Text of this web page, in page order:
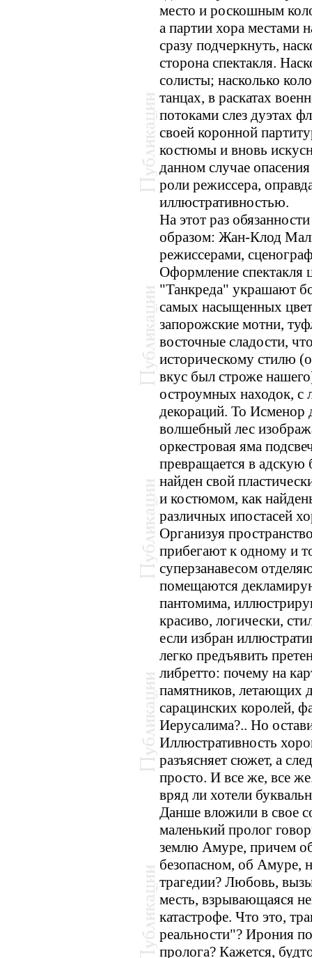
место и роскошным
а партии хора местами
сразу подчеркнуть,
сторона спектакля.
солисты; насколько
танцах, в раскатах
потоками слез дуэтах
своей коронной
костюмы и вновь
данном случае
роли режиссера,
иллюстративностью.
На этот раз
образом: Жан-Клод
режиссерами,
Оформление спектакля
"Танкреда" украшают
самых насыщенных
запорожские мотни,
восточные сладости,
историческому стилю
вкус был строже
остроумных находок, с
декораций. То Исменор
волшебный лес
оркестровая яма
превращается в адскую
найден свой
и костюмом, как
различных ипостасей
Организуя
прибегают к одному и
суперзанавесом
помещаются
пантомима,
красиво, логически,
если избран
легко предъявить
либретто: почему на
памятников, летающих
сарацинских королей,
Иерусалима?.. Но
Иллюстративность
разъясняет сюжет, а
просто. И все же, все
вряд ли хотели
Данше вложили в свое
маленький пролог
землю Амуре, причем
безопасном, об Амуре,
трагедии? Любовь,
месть, взрывающаяся
катастрофе. Что это,
реальности"? Ирония
пролога? Кажется,